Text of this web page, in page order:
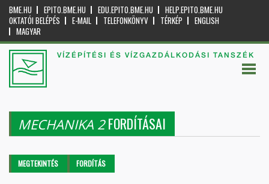
BME.HU EPITO.BME.HU EDU.EPITO.BME.HU
HELP.EPITO.BME.HU
OKTATÓI BELÉPÉS
E-MAIL TELEFONKÖNYV TÉRKÉP
ENGLISH
MAGYAR
VÍZÉPÍTÉSI ÉS VÍZGAZDÁLKODÁSI TANSZÉK
MECHANIKA 2FORDÍTÁSAI
Elsődleges fülek
MEGTEKINTÉS FORDÍTÁS